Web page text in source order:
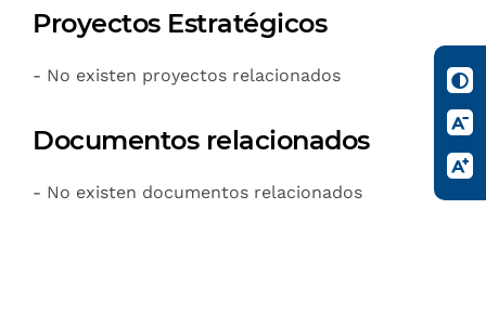
Proyectos Estratégicos
- No existen proyectos relacionados
Documentos relacionados
- No existen documentos relacionados